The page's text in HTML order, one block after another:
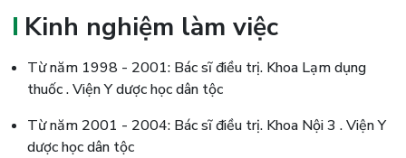
Kinh nghiệm làm việc
Từ năm 1998 - 2001: Bác sĩ điều trị. Khoa Lạm dụng
thuốc . Viện Y dược học dân tộc
Từ năm 2001 - 2004: Bác sĩ điều trị. Khoa Nội 3 . Viện Y
dược học dân tộc